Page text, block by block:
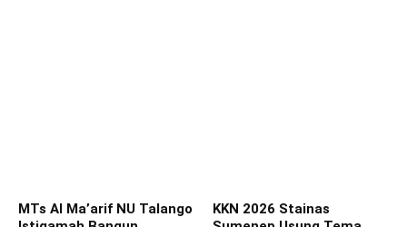
MTs Al Ma’arif NU Talango
KKN 2026 Stainas